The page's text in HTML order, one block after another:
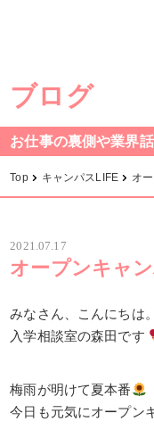
学校法人中村学園
ブログ
お仕事の裏側や業界
Top キャンパスLIFE オ
2021.07.17
オープンキャ
みなさん、こんにちは。
入学相談室の森田です
梅雨が明けて夏本番
今日も元気にオープン